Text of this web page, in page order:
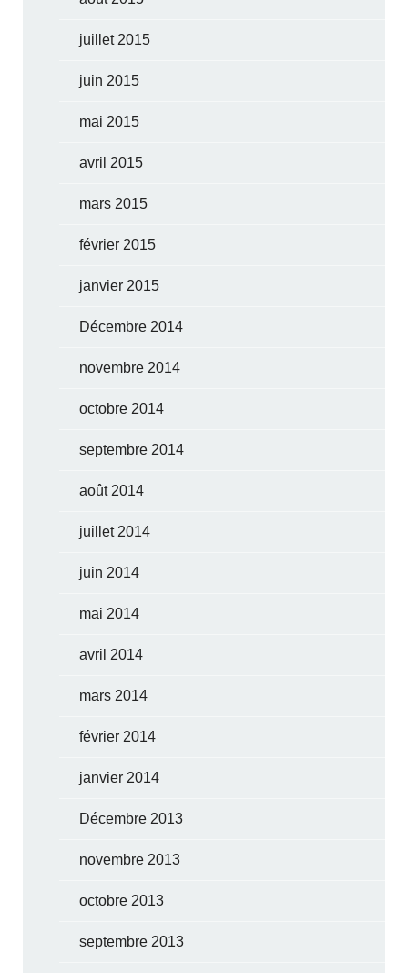
juillet 2015
juin 2015
mai 2015
avril 2015
mars 2015
février 2015
janvier 2015
Décembre 2014
novembre 2014
octobre 2014
septembre 2014
août 2014
juillet 2014
juin 2014
mai 2014
avril 2014
mars 2014
février 2014
janvier 2014
Décembre 2013
novembre 2013
octobre 2013
septembre 2013